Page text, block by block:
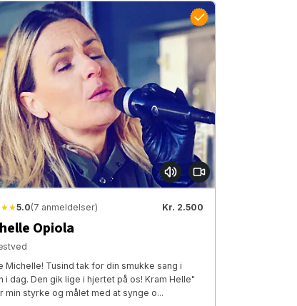
5.0(7 anmeldelser) Kr. 2.500
Opiola
Michelle! Tusind tak for din smukke sang i
i dag. Den gik lige i hjertet på os! Kram Helle"
min styrke og målet med at synge o...